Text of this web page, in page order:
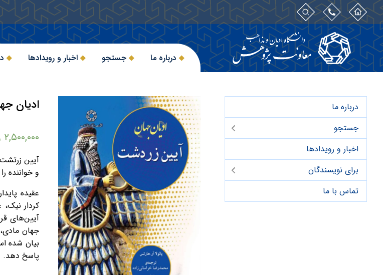
درباره ما جستجو اخبار و رویدادها
درباره ما
جستجو
اخبار و رویدادها
برای نویسندگان
تماس با ما
ادیان
۲,۵۰۰,۰۰۰
آیین زرتشت
و خواننده
عقیده
کردار
آیین‌های
جهان
بیان شده
پاسخ دهد.